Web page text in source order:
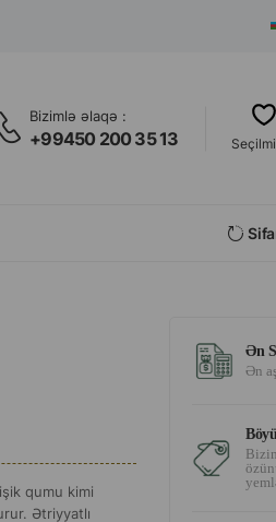
Bizimlə əlaqə :
+99450 200 35 13
qumu kimi
Ətriyyatlı
Ən
Ən